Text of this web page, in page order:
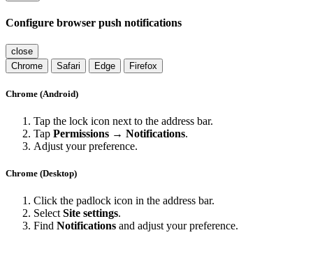
Configure browser push notifications
close
Chrome
Safari Edge Firefox
Chrome (Android)
Tap the lock icon next to the address bar.
Tap Permissions → Notifications.
Adjust your preference.
Chrome (Desktop)
Click the padlock icon in the address bar.
SelectSite settings.
Find Notifications and adjust your preference.